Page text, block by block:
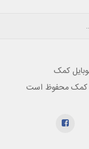
کمک
کمک محفوظ است